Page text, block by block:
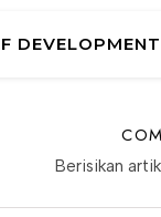
DEVELOPMENT
Berisikan